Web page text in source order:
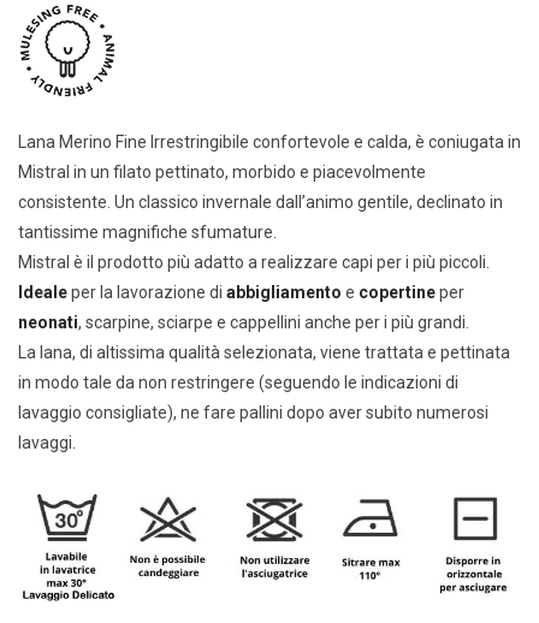
Lana Merino Fine Irrestringibile confortevole e calda, è coniugata in
Mistral in un filato pettinato, morbido e piacevolmente
consistente. Un classico invernale dall’animo gentile, declinato in
tantissime magnifiche sfumature.
Mistral è il prodotto più adatto a realizzare capi per i più piccoli.
Idealeper la lavorazione di abbigliamento e copertineper
neonati, scarpine, sciarpe e cappellini anche per i più grandi.
La lana, di altissima qualità selezionata, viene trattata e pettinata
in modo tale da non restringere (seguendo le indicazioni di
lavaggio consigliate), ne fare pallini dopo aver subito numerosi
lavaggi.